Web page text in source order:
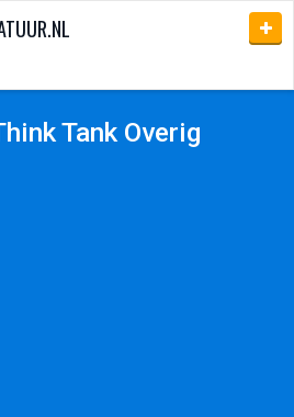
Tank Overig